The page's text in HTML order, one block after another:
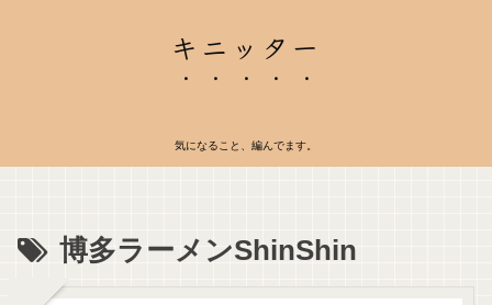
キニッター
気になること、編んでます。
博多ラーメンShinShin